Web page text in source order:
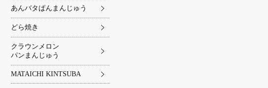
あんバタぱんまんじゅう
どら焼き
クラウンメロン
パンまんじゅう
MATAICHI KINTSUBA